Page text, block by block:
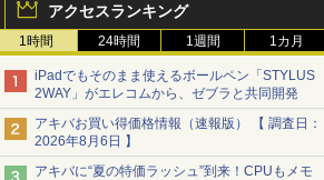
アクセスランキング
1時間 24時間 1週間 1カ月
iPadでもそのまま使えるボールペン「STYLUS
2WAY」がエレコムから、ゼブラと共同開発
アキバお買い得価格情報（速報版） 【 調査日：
2026年8月6日 】
アキバに“夏の特価ラッシュ”到来！CPUもメモ